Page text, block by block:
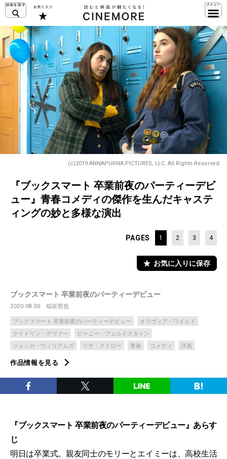
(c)2019 ANNAPURNA PICTURES, LLC. All Rights Reserved.
『ブックスマート 卒業前夜のパーティーデビ
ュー』青春コメディの傑作を生んだキャステ
ィングの妙と多様な演出
PAGES 1 2 3 4
お気に入りに保存
ブックスマート 卒業前夜のパーティーデビュー
2020.08.30 稲垣哲也
ブックスマート 卒業前夜のパーティーデビュー
オリヴィア・ワイルド
ケイトリン・デヴァー
ビーニー・フェルドスタイン
ジェシカ・ウィリアムズ
リサ・クドロー 青春 コメディ 洋画
作品情報を見る
『ブックスマート 卒業前夜のパーティーデビュー』あらす
じ
明日は卒業式。親友同士のモリーとエイミーは、高校生活